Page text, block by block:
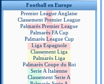
Football en Europe
Premier League Anglaise
Classement Premier League
Palmarès Premier League
Palmarès FA Cup
Palmarès League Cup
Liga Espagnole
Classement Liga
Palmarès Liga
Palmarès Coupe du Roi
Serie A Italienne
Classement Serie A